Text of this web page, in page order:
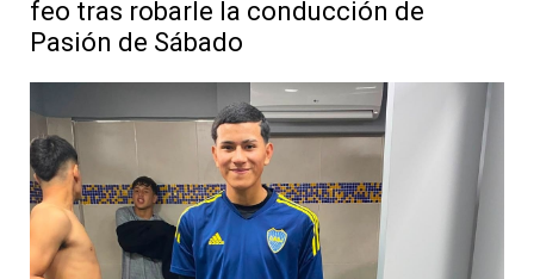
feo tras robarle la conducción de
Pasión de Sábado